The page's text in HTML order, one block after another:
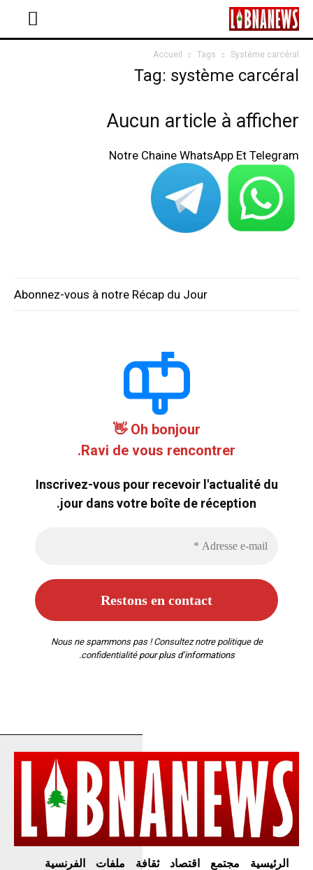
Accueil Tags Système carcéral
Tag: système carcéral
Aucun article à afficher
Notre Chaine WhatsApp Et Telegram
Abonnez-vous à notre Récap du Jour
Oh bonjour 👋
Ravi de vous rencontrer.
Inscrivez-vous pour recevoir l'actualité du
jour dans votre boîte de réception.
Nous ne spammons pas ! Consultez notre politique de
confidentialitépour plus d’informations.
الرئيسية مجتمع اقتصاد ثقافة ملفات
الفرنسية